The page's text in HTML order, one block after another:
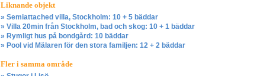
Liknande objekt
» Semiattached villa, Stockholm: 10 + 5 bäddar
» Villa 20min från Stockholm, bad och skog: 10 + 1 bäddar
» Rymligt hus på bondgård: 10 bäddar
» Pool vid Mälaren för den stora familjen: 12 + 2 bäddar
Fler i samma område